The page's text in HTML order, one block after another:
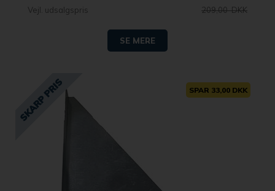
Vejl. udsalgspris
209,00 DKK
SE MERE
SPAR 33,00 DKK